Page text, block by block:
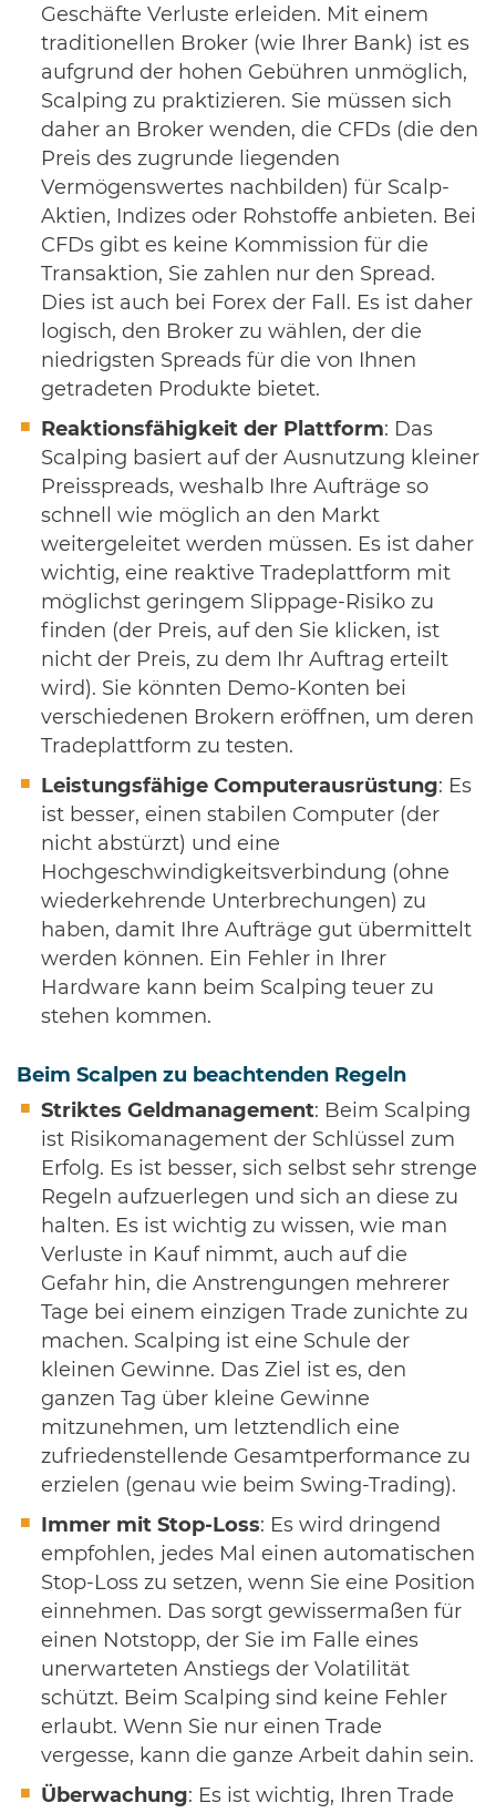
Geschäfte Verluste erleiden. Mit einem
traditionellen Broker (wie Ihrer Bank) ist es
aufgrund der hohen Gebühren unmöglich,
Scalping zu praktizieren. Sie müssen sich
daher an Broker wenden, die CFDs (die den
Preis des zugrunde liegenden
Vermögenswertes nachbilden) für Scalp-
Aktien, Indizes oder Rohstoffe anbieten. Bei
CFDs gibt es keine Kommission für die
Transaktion, Sie zahlen nur den Spread.
Dies ist auch bei Forex der Fall. Es ist daher
logisch, den Broker zu wählen, der die
niedrigsten Spreads für die von Ihnen
getradeten Produkte bietet.
Reaktionsfähigkeit der Plattform: Das
Scalping basiert auf der Ausnutzung kleiner
Preisspreads, weshalb Ihre Aufträge so
schnell wie möglich an den Markt
weitergeleitet werden müssen. Es ist daher
wichtig, eine reaktive Tradeplattform mit
möglichst geringem Slippage-Risiko zu
finden (der Preis, auf den Sie klicken, ist
nicht der Preis, zu dem Ihr Auftrag erteilt
wird). Sie könnten Demo-Konten bei
verschiedenen Brokern eröffnen, um deren
Tradeplattform zu testen.
Leistungsfähige Computerausrüstung: Es
ist besser, einen stabilen Computer (der
nicht abstürzt) und eine
Hochgeschwindigkeitsverbindung (ohne
wiederkehrende Unterbrechungen) zu
haben, damit Ihre Aufträge gut übermittelt
werden können. Ein Fehler in Ihrer
Hardware kann beim Scalping teuer zu
stehen kommen.
Beim Scalpen zu beachtenden Regeln
Striktes Geldmanagement: Beim Scalping
ist Risikomanagement der Schlüssel zum
Erfolg. Es ist besser, sich selbst sehr strenge
Regeln aufzuerlegen und sich an diese zu
halten. Es ist wichtig zu wissen, wie man
Verluste in Kauf nimmt, auch auf die
Gefahr hin, die Anstrengungen mehrerer
Tage bei einem einzigen Trade zunichte zu
machen. Scalping ist eine Schule der
kleinen Gewinne. Das Ziel ist es, den
ganzen Tag über kleine Gewinne
mitzunehmen, um letztendlich eine
zufriedenstellende Gesamtperformance zu
erzielen (genau wie beim Swing-Trading).
Immer mit Stop-Loss: Es wird dringend
empfohlen, jedes Mal einen automatischen
Stop-Loss zu setzen, wenn Sie eine Position
einnehmen. Das sorgt gewissermaßen für
einen Notstopp, der Sie im Falle eines
unerwarteten Anstiegs der Volatilität
schützt. Beim Scalping sind keine Fehler
erlaubt. Wenn Sie nur einen Trade
vergesse, kann die ganze Arbeit dahin sein.
Überwachung: Es ist wichtig, Ihren Trade